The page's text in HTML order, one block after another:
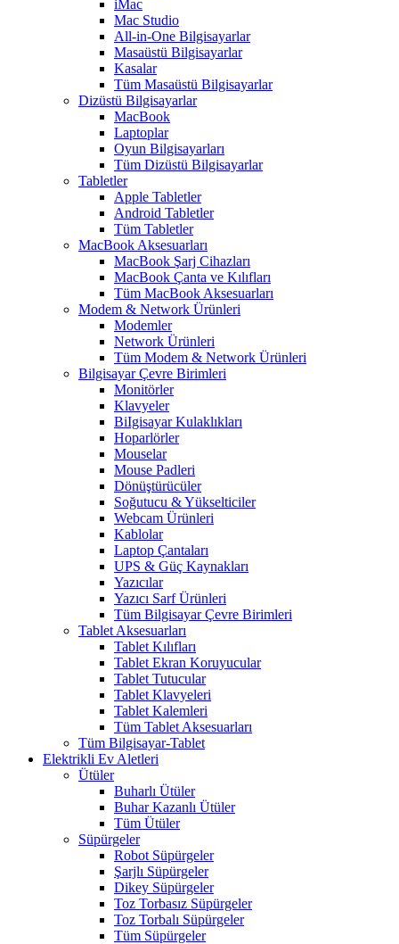
iMac
Mac Studio
All-in-One Bilgisayarlar
Masaüstü Bilgisayarlar
Kasalar
Tüm Masaüstü Bilgisayarlar
Dizüstü Bilgisayarlar
MacBook
Laptoplar
Oyun Bilgisayarları
Tüm Dizüstü Bilgisayarlar
Tabletler
Apple Tabletler
Android Tabletler
Tüm Tabletler
MacBook Aksesuarları
MacBook Şarj Cihazları
MacBook Çanta ve Kılıfları
Tüm MacBook Aksesuarları
Modem & Network Ürünleri
Modemler
Network Ürünleri
Tüm Modem & Network Ürünleri
Bilgisayar Çevre Birimleri
Monitörler
Klavyeler
BiIgisayar Kulaklıkları
Hoparlörler
Mouselar
Mouse Padleri
Dönüştürücüler
Soğutucu & Yükselticiler
Webcam Ürünleri
Kablolar
Laptop Çantaları
UPS & Güç Kaynakları
Yazıcılar
Yazıcı Sarf Ürünleri
Tüm Bilgisayar Çevre Birimleri
Tablet Aksesuarları
Tablet Kılıfları
Tablet Ekran Koruyucular
Tablet Tutucular
Tablet Klavyeleri
Tablet Kalemleri
Tüm Tablet Aksesuarları
Tüm Bilgisayar-Tablet
Elektrikli Ev Aletleri
Ütüler
Buharlı Ütüler
Buhar Kazanlı Ütüler
Tüm Ütüler
Süpürgeler
Robot Süpürgeler
Şarjlı Süpürgeler
Dikey Süpürgeler
Toz Torbasız Süpürgeler
Toz Torbalı Süpürgeler
Tüm Süpürgeler